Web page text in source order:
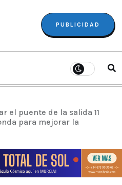
PUBLICIDAD
el puente de la salida 11
para mejorar la